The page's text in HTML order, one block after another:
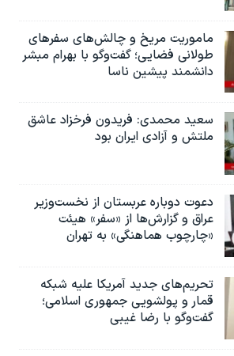
ماموریت مریخ و چالش‌های سفرهای
طولانی فضایی؛ گفت‌وگو با بهرام مبشر
دانشمند پیشین ناسا
سعید محمدی: فریدون فرخزاد عاشق
ملتش و آزادی ایران بود
دعوت دوباره عربستان از نخست‌وزیر
عراق و گزارش‌ها از «سفر» هیئت
«چارچوب هماهنگی» به تهران
تحریم‌های جدید آمریکا علیه شبکه
قمار و پولشویی جمهوری اسلامی؛
گفت‌وگو با رضا غیبی